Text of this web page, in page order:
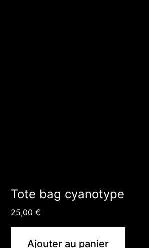
Tote bag cyanotype
25,00€
Ajouter au panier